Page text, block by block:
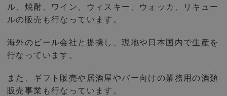
ル、焼酎、ワイン、ウィスキー、ウォッカ、リキュー
ルの販売も行なっています。
海外のビール会社と提携し、現地や日本国内で生産を
行なっています。
また、ギフト販売や居酒屋やバー向けの業務用の酒類
販売事業も行なっています。